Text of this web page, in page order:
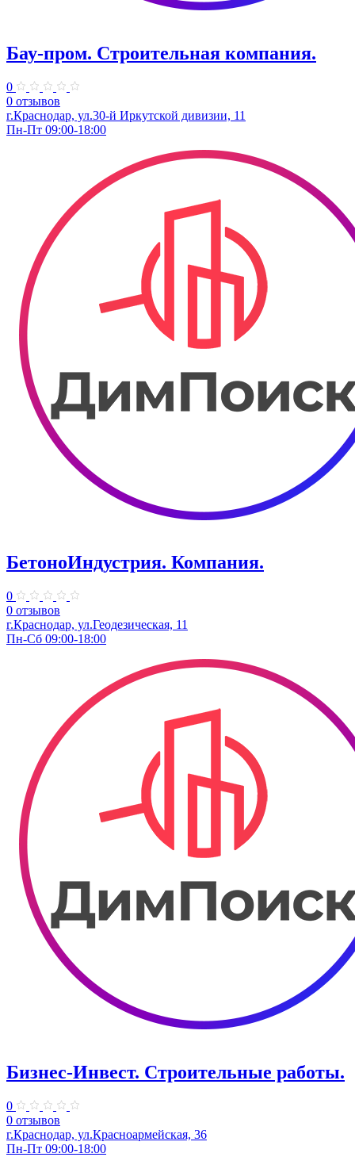
Бау-пром. Строительная компания.
0
0 отзывов
г.Краснодар, ул.30-й Иркутской дивизии, 11
Пн-Пт 09:00-18:00
БетоноИндустрия. Компания.
0
0 отзывов
г.Краснодар, ул.Геодезическая, 11
Пн-Сб 09:00-18:00
Бизнес-Инвест. Строительные работы.
0
0 отзывов
г.Краснодар, ул.Красноармейская, 36
Пн-Пт 09:00-18:00